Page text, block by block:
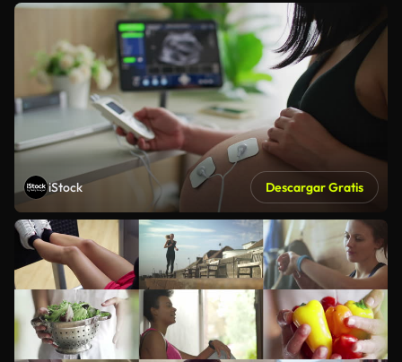
iStock Descargar Gratis